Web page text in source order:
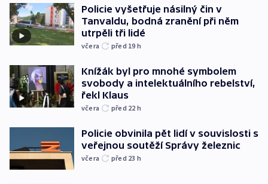
Policie vyšetřuje násilný čin v
Tanvaldu, bodná zranění při něm
utrpěli tři lidé
včera před 19 h
Knížák byl pro mnohé symbolem
svobody a intelektuálního rebelství,
řekl Klaus
včera před 22 h
Policie obvinila pět lidí v souvislosti s
veřejnou soutěží Správy železnic
včera před 23 h